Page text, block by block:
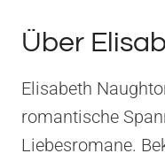
Über
Elisabeth
romantische
Liebesromane.